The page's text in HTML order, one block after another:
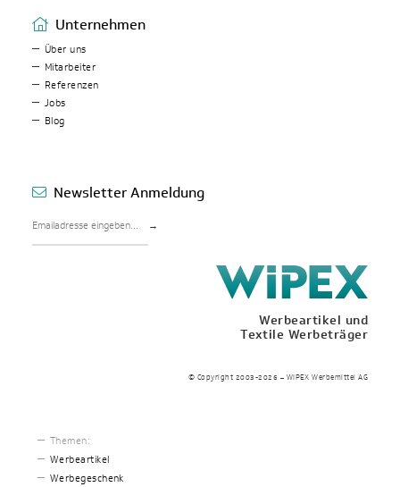
Unternehmen
Über uns
Mitarbeiter
Referenzen
Jobs
Blog
Newsletter Anmeldung
→
Werbeartikel und
Textile Werbeträger
© Copyright 2003-2026 – WIPEX Werbemittel AG
Themen:
Werbeartikel
Werbegeschenk